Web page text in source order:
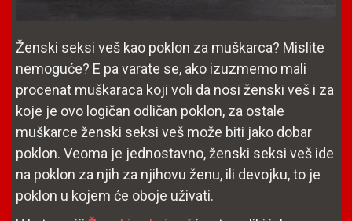
Ženski seksi veš kao poklon za muškarca? Mislite
nemoguće? E pa varate se, ako izuzmemo mali
procenat muškaraca koji voli da nosi ženski veš i za
koje je ovo logičan odličan poklon, za ostale
muškarce ženski seksi veš može biti jako dobar
poklon. Veoma je jednostavno, ženski seksi veš ide
na poklon za njih za njihovu ženu, ili devojku, to je
poklon u kojem će oboje uživati.